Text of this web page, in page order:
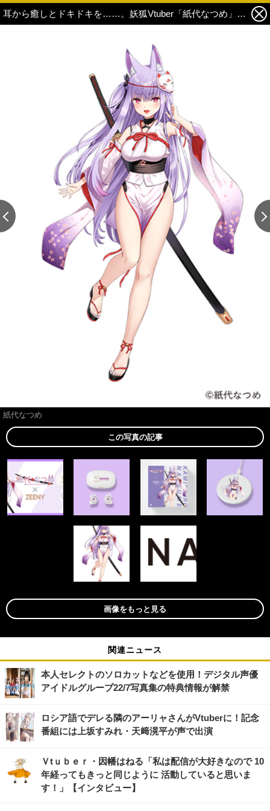
耳から癒しとドキドキを……。妖狐Vtuber「紙代なつめ」コラボレーションイヤフォンの予約販売スタート 5枚目の写真・画像
紙代なつめ
この写真の記事
画像をもっと見る
関連ニュース
本人セレクトのソロカットなどを使用！デジタル声優
アイドルグループ22/7写真集の特典情報が解禁
ロシア語でデレる隣のアーリャさんがVtuberに！記念
番組には上坂すみれ・天﨑滉平が声で出演
Ｖtｕｂｅｒ・因幡はねる「私は配信が大好きなので 10
年経ってもきっと同じように 活動していると思いま
す！」【インタビュー】